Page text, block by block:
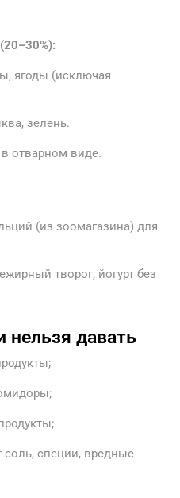
ягоды (исключая
зелень.
в отварном виде.
(из зоомагазина) для
творог, йогурт без
нельзя давать
соль, специи, вредные